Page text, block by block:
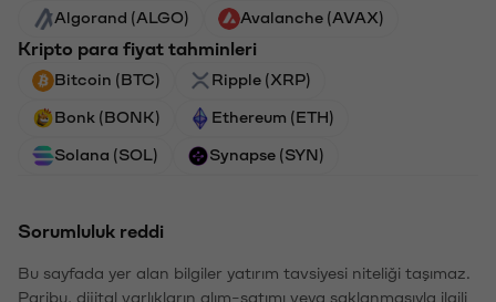
Algorand (ALGO) Avalanche (AVAX)
Kripto para fiyat tahminleri
Bitcoin (BTC) Ripple (XRP)
Bonk (BONK) Ethereum (ETH)
Solana (SOL) Synapse (SYN)
Sorumluluk reddi
Bu sayfada yer alan bilgiler yatırım tavsiyesi niteliği taşımaz.
Paribu, dijital varlıkların alım-satımı veya saklanmasıyla ilgili